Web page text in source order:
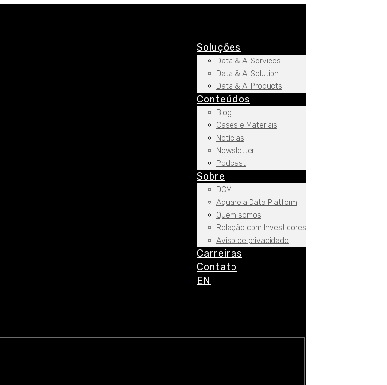
Soluções
Data & AI Services
Data & AI Solution
Data & AI Products
Conteúdos
Blog
Cases e Materiais
Notícias
Newsletter
Podcast
Sobre
DCM
Aquarela Data Platform
Quem somos
Relação com Investidores
Aviso de privacidade
Carreiras
Contato
EN